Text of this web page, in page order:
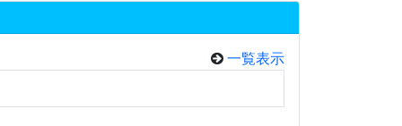
一覧表示